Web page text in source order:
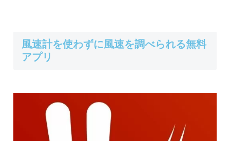
風速計を使わずに風速を調べられる無料
アプリ